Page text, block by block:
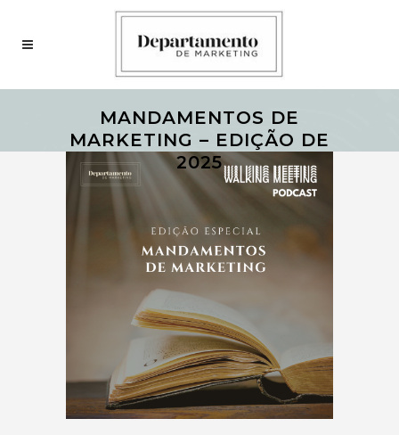
MANDAMENTOS DE
MARKETING – EDIÇÃO DE
2025